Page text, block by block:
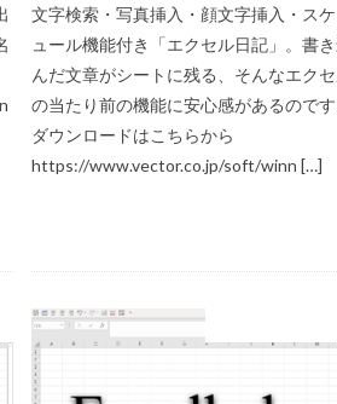
文字検索・写真挿入・顔文字挿入・ス
ュール機能付き「エクセル日記」。書
んだ文章がシートに残る、そんなエク
の当たり前の機能に安心感があるのです
ダウンロードはこちらから
https://www.vector.co.jp/soft/winn […]
定元帳 振替伝票 試算表 財務会
郵便番号 金種票 金種計算 銀
理ソフト 日記ソフト 抽出 不動
システム 人事ソフト
仕訳ルール 会員名簿 会計ソフト
#allemande #film #concerto
#diary #dopamine
#flutesonata #forqueray